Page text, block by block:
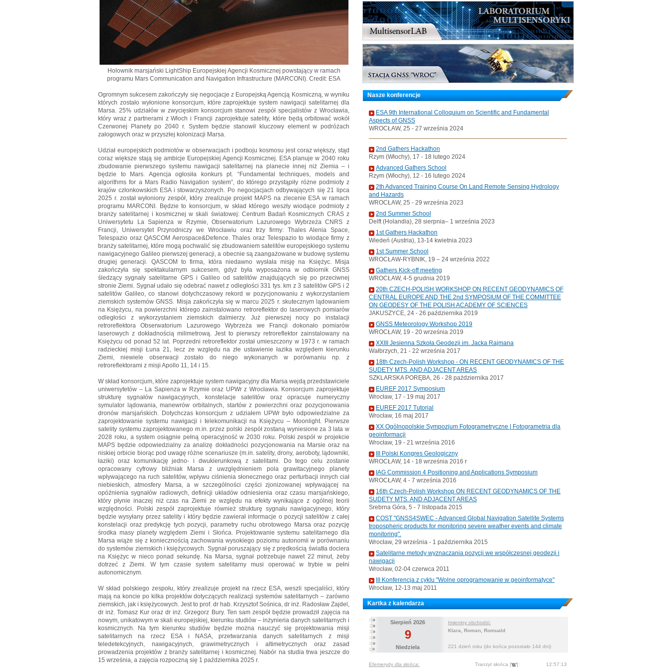
Holownik marsjański LightShip Europejskiej Agencji Kosmicznej powstający w ramach
programu Mars Communication and Navigation Infrastructure (MARCONI). Credit: ESA
Ogromnym sukcesem zakończyły się negocjacje z Europejską Agencją Kosmiczną, w wyniku
których zostało wyłonione konsorcjum, które zaprojektuje system nawigacji satelitarnej dla
Marsa. 25% udziałów w zwycięskim konsorcjum stanowi zespół specjalistów z Wrocławia,
który wraz z partnerami z Włoch i Francji zaprojektuje satelity, które będą orbitować wokół
Czerwonej Planety po 2040 r. System będzie stanowił kluczowy element w podróżach
załogowych oraz w przyszłej kolonizacji Marsa.
Udział europejskich podmiotów w obserwacjach i podboju kosmosu jest coraz większy, stąd
coraz większe stają się ambicje Europejskiej Agencji Kosmicznej. ESA planuje w 2040 roku
zbudowanie pierwszego systemu nawigacji satelitarnej na planecie innej niż Ziemia – i
będzie to Mars. Agencja ogłosiła konkurs pt. “Fundamental techniques, models and
algorithms for a Mars Radio Navigation system”, do którego przystąpiły różne podmioty z
krajów członkowskich ESA i stowarzyszonych. Po negocjacjach odbywających się 21 lipca
2025 r. został wyłoniony zespół, który zrealizuje projekt MAPS na zlecenie ESA w ramach
programu MARCONI. Będzie to konsorcjum, w skład którego weszły wiodące podmioty z
branży satelitarnej i kosmicznej w skali światowej: Centrum Badań Kosmicznych CRAS z
Uniwersytetu La Sapienza w Rzymie, Obserwatorium Lazurowego Wybrzeża CNRS z
Francji, Uniwersytet Przyrodniczy we Wrocławiu oraz trzy firmy: Thales Alenia Space,
Telespazio oraz QASCOM Aerospace&Defence. Thales oraz Telespazio to wiodące firmy z
branży satelitarnej, które mogą pochwalić się zbudowaniem satelitów europejskiego systemu
nawigacyjnego Galileo pierwszej generacji, a obecnie są zaangażowane w budowę systemu
drugiej generacji. QASCOM to firma, która niedawno wysłała misję na Księżyc. Misja
zakończyła się spektakularnym sukcesem, gdyż była wyposażona w odbiornik GNSS
śledzący sygnały satelitarne GPS i Galileo od satelitów znajdujących się po przeciwnej
stronie Ziemi. Sygnał udało się odebrać nawet z odległości 331 tys. km z 3 satelitów GPS i 2
satelitów Galileo, co stanowi dotychczasowy rekord w pozycjonowaniu z wykorzystaniem
ziemskich systemów GNSS. Misja zakończyła się w marcu 2025 r. skutecznym lądowaniem
na Księżycu, na powierzchni którego zainstalowano retroreflektor do laserowych pomiarów
odległości z wykorzystaniem ziemskich dalmierzy. Już pierwszej nocy po instalacji
retroreflektora Obserwatorium Lazurowego Wybrzeża we Francji dokonało pomiarów
laserowych z dokładnością milimetrową. Jest to pierwszy retroreflektor zainstalowany na
Księżycu od ponad 52 lat. Poprzedni retroreflektor został umieszczony w 1973 r. w ramach
radzieckiej misji Łuna 21, lecz ze względu na złe ustawienie łazika względem kierunku
Ziemi, niewiele obserwacji zostało do niego wykonanych w porównaniu np. z
retroreflektorami z misji Apollo 11, 14 i 15.
W skład konsorcjum, które zaprojektuje system nawigacyjny dla Marsa wejdą przedstawiciele
uniwersytetów – La Sapienza w Rzymie oraz UPWr z Wrocławia. Konsorcjum zaprojektuje
strukturę sygnałów nawigacyjnych, konstelacje satelitów oraz opracuje numeryczny
symulator lądowania, manewrów orbitalnych, startów z powierzchni oraz pozycjonowania
dronów marsjańskich. Dotychczas konsorcjum z udziałem UPWr było odpowiedzialne za
zaprojektowanie systemu nawigacji i telekomunikacji na Księżycu – Moonlight. Pierwsze
satelity systemu zaprojektowanego m.in. przez polski zespół zostaną wyniesione za 3 lata w
2028 roku, a system osiągnie pełną operacyjność w 2030 roku. Polski zespół w projekcie
MAPS będzie odpowiedzialny za analizę dokładności pozycjonowania na Marsie oraz na
niskiej orbicie biorąc pod uwagę różne scenariusze (m.in. satelity, drony, aeroboty, lądowniki,
łaziki) oraz komunikację jedno- i dwukierunkową z satelitami. Do tego celu zostanie
opracowany cyfrowy bliźniak Marsa z uwzględnieniem pola grawitacyjnego planety
wpływającego na ruch satelitów, wpływu ciśnienia słonecznego oraz perturbacji innych ciał
niebieskich, atmosfery Marsa, a w szczególności części zjonizowanej wpływającej na
opóźnienia sygnałów radiowych, definicji układów odniesienia oraz czasu marsjańskiego,
który płynie inaczej niż czas na Ziemi ze względu na efekty wynikające z ogólnej teorii
względności. Polski zespół zaprojektuje również strukturę sygnału nawigacyjnego, który
będzie wysyłany przez satelity i który będzie zawierał informacje o pozycji satelitów z całej
konstelacji oraz predykcję tych pozycji, parametry ruchu obrotowego Marsa oraz pozycję
środka masy planety względem Ziemi i Słońca. Projektowanie systemu satelitarnego dla
Marsa wiąże się z koniecznością zachowania wysokiego poziomu autonomii w porównaniu
do systemów ziemskich i księżycowych. Sygnał poruszający się z prędkością światła dociera
na Księżyc w nieco ponad sekundę. Na Marsa, sygnał potrzebuje nawet 22 minut, żeby
dotrzeć z Ziemi. W tym czasie system satelitarny musi operować w trybie w pełni
autonomicznym.
W skład polskiego zespołu, który zrealizuje projekt na rzecz ESA, weszli specjaliści, który
mają na koncie po kilka projektów dotyczących realizacji systemów satelitarnych – zarówno
ziemskich, jak i księżycowych. Jest to prof. dr hab. Krzysztof Sośnica, dr inż. Radosław Zajdel,
dr inż. Tomasz Kur oraz dr inż. Grzegorz Bury. Ten sam zespół będzie prowadził zajęcia na
nowym, unikatowym w skali europejskiej, kierunku studiów – inżynieria danych satelitarnych i
kosmicznych. Na tym kierunku studiów będzie można nauczyć się projektowania misji
satelitarnych na rzecz ESA i NASA, przetwarzania danych satelitarnych z misji
teledetekcyjnych, nawigacyjnych, grawimetrycznych i altimetrycznych oraz zasad
prowadzenia projektów z branży satelitarnej i kosmicznej. Nabór na studia trwa jeszcze do
15 września, a zajęcia rozpoczną się 1 października 2025 r.
Nasze konferencje
ESA 9th International Colloquium on Scientific and Fundamental
Aspects of GNSS
WROCŁAW, 25 - 27 września 2024
2nd Gathers Hackathon
Rzym (Włochy), 17 - 18 lutego 2024
Advanced Gathers School
Rzym (Włochy), 12 - 16 lutego 2024
2th Advanced Training Course On Land Remote Sensing Hydrology
and Hazards
WROCŁAW, 25 - 29 września 2023
2nd Summer School
Delft (Holandia), 28 sierpnia– 1 września 2023
1st Gathers Hackathon
Wiedeń (Austria), 13-14 kwietnia 2023
1st Summer School
WROCŁAW-RYBNIK, 19 – 24 września 2022
Gathers Kick-off meeting
WROCŁAW, 4-5 grudnia 2019
20th CZECH-POLISH WORKSHOP ON RECENT GEODYNAMICS OF
CENTRAL EUROPE AND THE 2nd SYMPOSIUM OF THE COMMITTEE
ON GEODESY OF THE POLISH ACADEMY OF SCIENCES
JAKUSZYCE, 24 - 26 października 2019
GNSS Meteorology Workshop 2019
WROCŁAW, 19 - 20 września 2019
XXIII Jesienna Szkoła Geodezji im. Jacka Rajmana
Wałbrzych, 21 - 22 września 2017
18th Czech-Polish Workshop - ON RECENT GEODYNAMICS OF THE
SUDETY MTS. AND ADJACENT AREAS
SZKLARSKA PORĘBA, 26 - 28 października 2017
EUREF 2017 Symposium
Wrocław, 17 - 19 maj 2017
EUREF 2017 Tutorial
Wrocław, 16 maj 2017
XX Ogólnopolskie Sympozjum Fotogrametryczne | Fotogrametria dla
geoinformacji
Wrocław, 19 - 21 września 2016
III Polski Kongres Geologiczny
WROCŁAW, 14 - 18 września 2016 r
IAG Commission 4 Positioning and Applications Symposium
WROCŁAW, 4 - 7 września 2016
16th Czech-Polish Workshop ON RECENT GEODYNAMICS OF THE
SUDETY MTS. AND ADJACENT AREAS
Srebrna Góra, 5 - 7 listopada 2015
COST "GNSS4SWEC - Advanced Global Navigation Satellite Systems
tropospheric products for monitoring severe weather events and climate
monitoring".
Wrocław, 29 września - 1 października 2015
Satelitarne metody wyznaczania pozycji we współczesnej geodezji i
nawigacji
Wrocław, 02-04 czerwca 2011
III Konferencja z cyklu "Wolne oprogramowanie w geoinformatyce"
Wrocław, 12-13 maj 2011
Kartka z kalendarza
Sierpień 2026
Imieniny obchodzi:
Klara, Roman, Romuald
221 dzień roku (do końca pozostało 144 dni)
9
Niedziela
Efemerydy dla słońca: Tranzyt słońca [ ]: 12:57:13